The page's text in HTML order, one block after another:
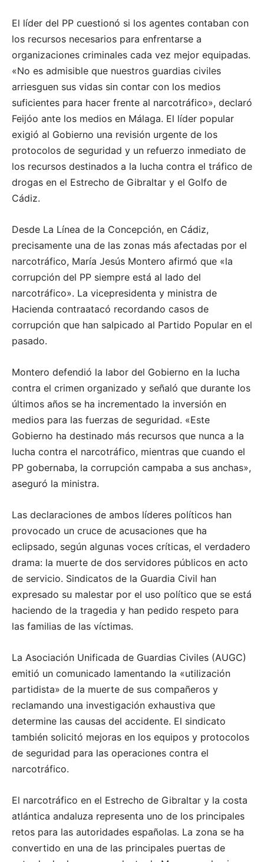
El líder del PP cuestionó si los agentes contaban con
los recursos necesarios para enfrentarse a
organizaciones criminales cada vez mejor equipadas.
«No es admisible que nuestros guardias civiles
arriesguen sus vidas sin contar con los medios
suficientes para hacer frente al narcotráfico», declaró
Feijóo ante los medios en Málaga. El líder popular
exigió al Gobierno una revisión urgente de los
protocolos de seguridad y un refuerzo inmediato de
los recursos destinados a la lucha contra el tráfico de
drogas en el Estrecho de Gibraltar y el Golfo de
Cádiz.
Desde La Línea de la Concepción, en Cádiz,
precisamente una de las zonas más afectadas por el
narcotráfico, María Jesús Montero afirmó que «la
corrupción del PP siempre está al lado del
narcotráfico». La vicepresidenta y ministra de
Hacienda contraatacó recordando casos de
corrupción que han salpicado al Partido Popular en el
pasado.
Montero defendió la labor del Gobierno en la lucha
contra el crimen organizado y señaló que durante los
últimos años se ha incrementado la inversión en
medios para las fuerzas de seguridad. «Este
Gobierno ha destinado más recursos que nunca a la
lucha contra el narcotráfico, mientras que cuando el
PP gobernaba, la corrupción campaba a sus anchas»,
aseguró la ministra.
Las declaraciones de ambos líderes políticos han
provocado un cruce de acusaciones que ha
eclipsado, según algunas voces críticas, el verdadero
drama: la muerte de dos servidores públicos en acto
de servicio. Sindicatos de la Guardia Civil han
expresado su malestar por el uso político que se está
haciendo de la tragedia y han pedido respeto para
las familias de las víctimas.
La Asociación Unificada de Guardias Civiles (AUGC)
emitió un comunicado lamentando la «utilización
partidista» de la muerte de sus compañeros y
reclamando una investigación exhaustiva que
determine las causas del accidente. El sindicato
también solicitó mejoras en los equipos y protocolos
de seguridad para las operaciones contra el
narcotráfico.
El narcotráfico en el Estrecho de Gibraltar y la costa
atlántica andaluza representa uno de los principales
retos para las autoridades españolas. La zona se ha
convertido en una de las principales puertas de